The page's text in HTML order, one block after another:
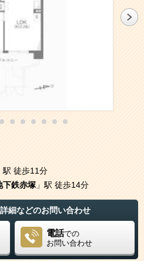
駅 徒歩11分
下鉄赤塚 」駅 徒歩14分
細などのお問い合わせ
電話での
お問い合わせ